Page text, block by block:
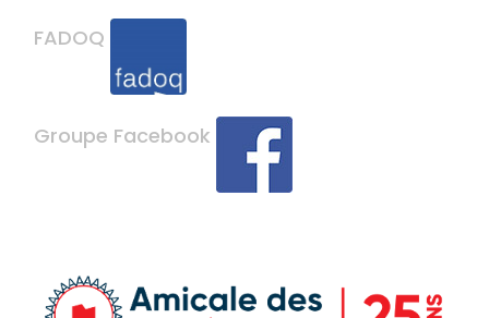
FADOQ
Groupe Facebook